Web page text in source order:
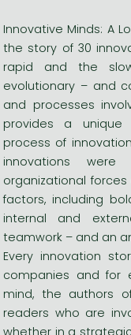
Innovative Minds: A
the story of 30
rapid and the
evolutionary – and
and processes
provides a unique
process of
innovations
organizational
factors, including
internal and
teamwork – and an
Every innovation
companies and for
mind, the authors
readers who are
whether in a